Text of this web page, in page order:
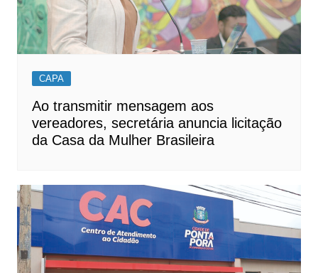
CAPA
Ao transmitir mensagem aos
vereadores, secretária anuncia licitação
da Casa da Mulher Brasileira